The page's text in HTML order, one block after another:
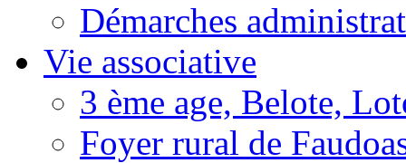
Démarches
Vie associative
3 ème age, Belote,
Foyer rural de